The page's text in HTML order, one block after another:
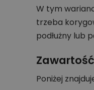
W tym
trzeba
podłużny lub
Poniżej